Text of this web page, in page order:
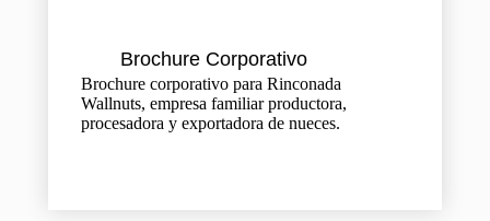
Brochure Corporativo
Brochure corporativo para Rinconada
Wallnuts, empresa familiar productora,
procesadora y exportadora de nueces.